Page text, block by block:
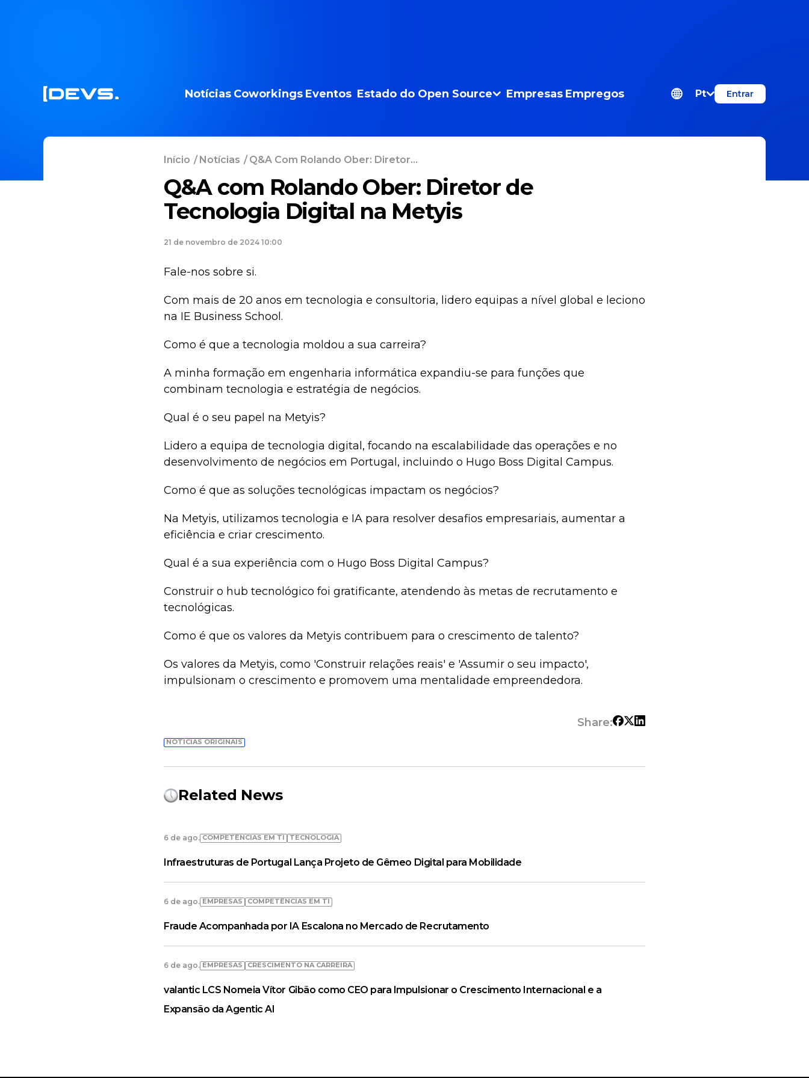
Notícias Coworkings Eventos Estado do Open Source Empresas Empregos Pt Entrar
Início /Notícias / Q&A Com Rolando Ober: Diretor...
Q&A com Rolando Ober: Diretor de
Tecnologia Digital na Metyis
21 de novembro de 2024 10:00
Fale-nos sobre si.
Com mais de 20 anos em tecnologia e consultoria, lidero equipas a nível global e leciono
na IE Business School.
Como é que a tecnologia moldou a sua carreira?
A minha formação em engenharia informática expandiu-se para funções que
combinam tecnologia e estratégia de negócios.
Qual é o seu papel na Metyis?
Lidero a equipa de tecnologia digital, focando na escalabilidade das operações e no
desenvolvimento de negócios em Portugal, incluindo o Hugo Boss Digital Campus.
Como é que as soluções tecnológicas impactam os negócios?
Na Metyis, utilizamos tecnologia e IA para resolver desafios empresariais, aumentar a
eficiência e criar crescimento.
Qual é a sua experiência com o Hugo Boss Digital Campus?
Construir o hub tecnológico foi gratificante, atendendo às metas de recrutamento e
tecnológicas.
Como é que os valores da Metyis contribuem para o crescimento de talento?
Os valores da Metyis, como 'Construir relações reais' e 'Assumir o seu impacto',
impulsionam o crescimento e promovem uma mentalidade empreendedora.
Share:
NOTÍCIAS ORIGINAIS
Related News
6 de ago. COMPETÊNCIAS EM TI TECNOLOGIA
Infraestruturas de Portugal Lança Projeto de Gêmeo Digital para Mobilidade
6 de ago. EMPRESAS COMPETÊNCIAS EM TI
Fraude Acompanhada por IA Escalona no Mercado de Recrutamento
6 de ago. EMPRESAS CRESCIMENTO NA CARREIRA
valantic LCS Nomeia Vítor Gibão como CEO para Impulsionar o Crescimento Internacional e a
Expansão da Agentic AI